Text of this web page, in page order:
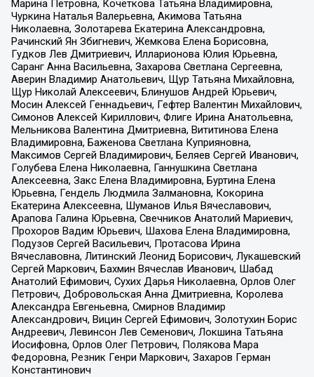
Марина Петровна, Кочеткова Татьяна Владимировна,
Чуркина Наталья Валерьевна, Акимова Татьяна
Николаевна, Золотарева Екатерина Александровна,
Рачинский Ян Збигневич, Жемкова Елена Борисовна,
Гудков Лев Дмитриевич, Илларионова Юлия Юрьевна,
Саранг Анна Васильевна, Захарова Светлана Сергеевна,
Аверин Владимир Анатольевич, Щур Татьяна Михайловна,
Щур Николай Алексеевич, Блинушов Андрей Юрьевич,
Мосин Алексей Геннадьевич, Гефтер Валентин Михайлович,
Симонов Алексей Кириллович, Флиге Ирина Анатольевна,
Мельникова Валентина Дмитриевна, Вититинова Елена
Владимировна, Баженова Светлана Куприяновна,
Максимов Сергей Владимирович, Беляев Сергей Иванович,
Голубева Елена Николаевна, Ганнушкина Светлана
Алексеевна, Закс Елена Владимировна, Буртина Елена
Юрьевна, Гендель Людмила Залмановна, Кокорина
Екатерина Алексеевна, Шуманов Илья Вячеславович,
Арапова Галина Юрьевна, Свечников Анатолий Мариевич,
Прохоров Вадим Юрьевич, Шахова Елена Владимировна,
Подузов Сергей Васильевич, Протасова Ирина
Вячеславовна, Литинский Леонид Борисович, Лукашевский
Сергей Маркович, Бахмин Вячеслав Иванович, Шабад
Анатолий Ефимович, Сухих Дарья Николаевна, Орлов Олег
Петрович, Добровольская Анна Дмитриевна, Королева
Александра Евгеньевна, Смирнов Владимир
Александрович, Вицин Сергей Ефимович, Золотухин Борис
Андреевич, Левинсон Лев Семенович, Локшина Татьяна
Иосифовна, Орлов Олег Петрович, Полякова Мара
Федоровна, Резник Генри Маркович, Захаров Герман
Константинович